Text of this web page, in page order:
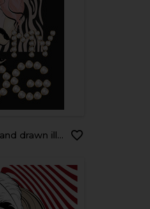
for card, poster, banner, print for t-shirt, pin, badge, patch.